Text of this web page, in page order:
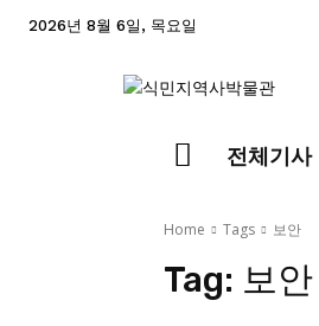
2026년 8월 6일, 목요일
전체기사
Home Tags 보안
Tag: 보안